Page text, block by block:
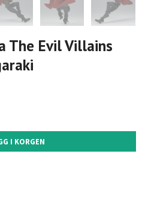
The Evil Villains
I KORGEN